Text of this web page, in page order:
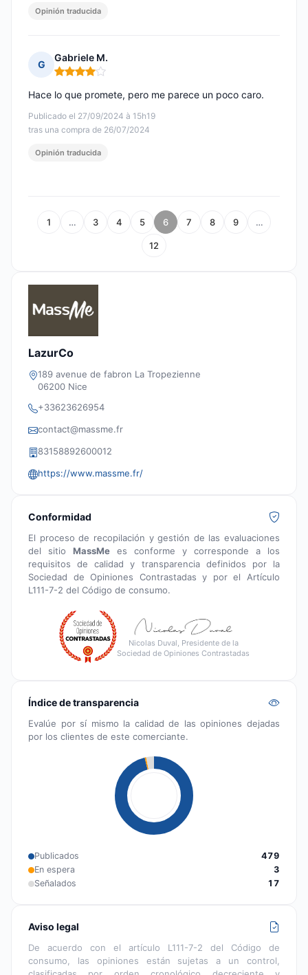
Opinión traducida
G
Gabriele M.
Nota: 4 de 5
Publicado el 27/09/2024 à 15h19
tras una compra de 26/07/2024
Hace lo que promete, pero me parece un poco caro.
Opinión traducida
1 … 3 4 5 6 7 8 9 …
12
LazurCo
189 avenue de fabron La Tropezienne
06200 Nice
+33623626954
contact@massme.fr
83158892600012
https://www.massme.fr/
Conformidad
El proceso de recopilación y gestión de las evaluaciones
del sitio MassMe es conforme y corresponde a los
requisitos de calidad y transparencia definidos por la
Sociedad de Opiniones Contrastadas y por el Artículo
L111-7-2 del Código de consumo.
Nicolas Duval, Presidente de la
Sociedad de Opiniones Contrastadas
Índice de transparencia
Evalúe por sí mismo la calidad de las opiniones dejadas
por los clientes de este comerciante.
Publicados
479
En espera
3
Señalados
17
Aviso legal
De acuerdo con el artículo L111-7-2 del Código de
consumo, las opiniones están sujetas a un control,